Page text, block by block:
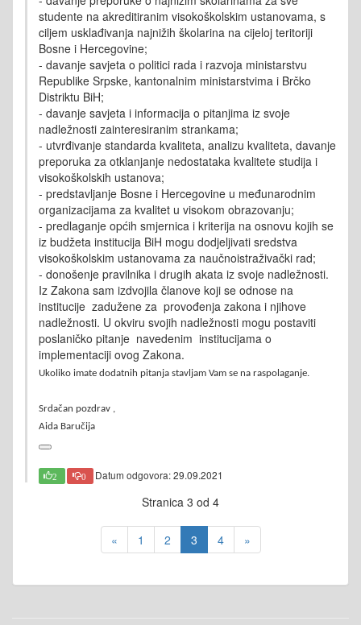
studente na akreditiranim visokoškolskim ustanovama, s
ciljem usklađivanja najnižih školarina na cijeloj teritoriji
Bosne i Hercegovine;
- davanje savjeta o politici rada i razvoja ministarstvu
Republike Srpske, kantonalnim ministarstvima i Brčko
Distriktu BiH;
- davanje savjeta i informacija o pitanjima iz svoje
nadležnosti zainteresiranim strankama;
- utvrđivanje standarda kvaliteta, analizu kvaliteta, davanje
preporuka za otklanjanje nedostataka kvalitete studija i
visokoškolskih ustanova;
- predstavljanje Bosne i Hercegovine u međunarodnim
organizacijama za kvalitet u visokom obrazovanju;
- predlaganje općih smjernica i kriterija na osnovu kojih se
iz budžeta institucija BiH mogu dodjeljivati sredstva
visokoškolskim ustanovama za naučnoistraživački rad;
- donošenje pravilnika i drugih akata iz svoje nadležnosti.
Iz Zakona sam izdvojila članove koji se odnose na
institucije zadužene za provođenja zakona i njihove
nadležnosti. U okviru svojih nadležnosti mogu postaviti
poslaničko pitanje navedenim institucijama o
implementaciji ovog Zakona.
Ukoliko imate dodatnih pitanja stavljam Vam se na raspolaganje.
Srdačan pozdrav ,
Aida Baručija
2 0 Datum odgovora: 29.09.2021
Stranica 3 od 4
« 1 2 3 4 »